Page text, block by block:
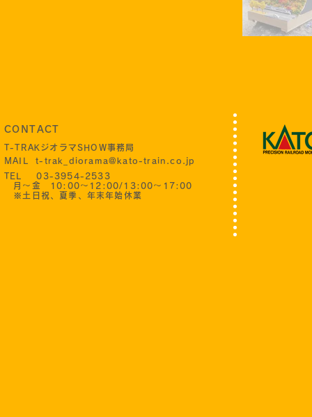
CONTACT
T-TRAKジオラマSHOW事務局
MAILt-trak_diorama@kato-train.co.jp
TEL 03-3954-2533
月〜金 10:00〜12:00/13:00〜17:00
​ ※土日祝、夏季、年末年始休業